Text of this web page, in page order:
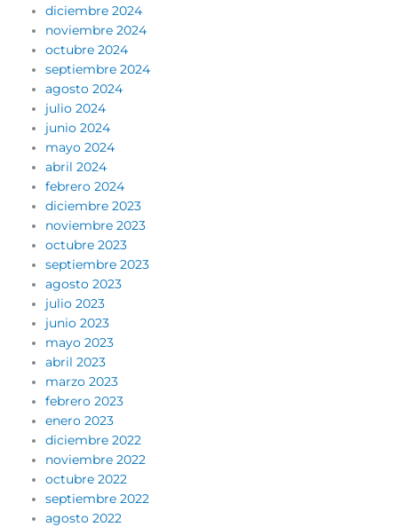
diciembre 2024
noviembre 2024
octubre 2024
septiembre 2024
agosto 2024
julio 2024
junio 2024
mayo 2024
abril 2024
febrero 2024
diciembre 2023
noviembre 2023
octubre 2023
septiembre 2023
agosto 2023
julio 2023
junio 2023
mayo 2023
abril 2023
marzo 2023
febrero 2023
enero 2023
diciembre 2022
noviembre 2022
octubre 2022
septiembre 2022
agosto 2022